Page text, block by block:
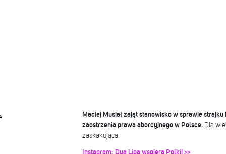
Maciej Musiał zajął stanowisko w sprawie
zaostrzenia prawa aborcyjnego w Polsce.Dla
zaskakująca.
Instagram: Dua Lipa wspiera Polki! >>